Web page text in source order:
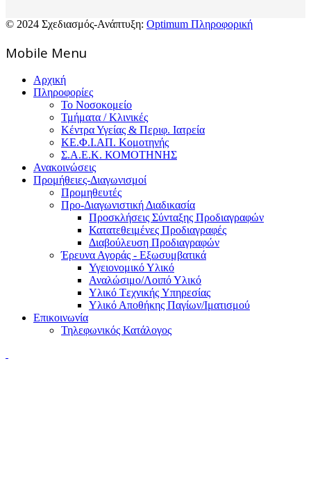
© 2024 Σχεδιασμός-Ανάπτυξη: Optimum Πληροφορική
Mοbile Menu
Αρχική
Πληροφορίες
Το Νοσοκομείο
Τμήματα / Κλινικές
Κέντρα Υγείας & Περιφ. Ιατρεία
ΚΕ.Φ.Ι.ΑΠ. Κομοτηνής
Σ.Α.Ε.Κ. ΚΟΜΟΤΗΝΗΣ
Ανακοινώσεις
Προμήθειες-Διαγωνισμοί
Προμηθευτές
Προ-Διαγωνιστική Διαδικασία
Προσκλήσεις Σύνταξης Προδιαγραφών
Κατατεθειμένες Προδιαγραφές
Διαβούλευση Προδιαγραφών
Έρευνα Αγοράς - Εξωσυμβατικά
Υγειονομικό Υλικό
Αναλώσιμο/Λοιπό Υλικό
Υλικό Tεχνικής Yπηρεσίας
Υλικό Αποθήκης Παγίων/Ιματισμού
Επικοινωνία
Τηλεφωνικός Κατάλογος